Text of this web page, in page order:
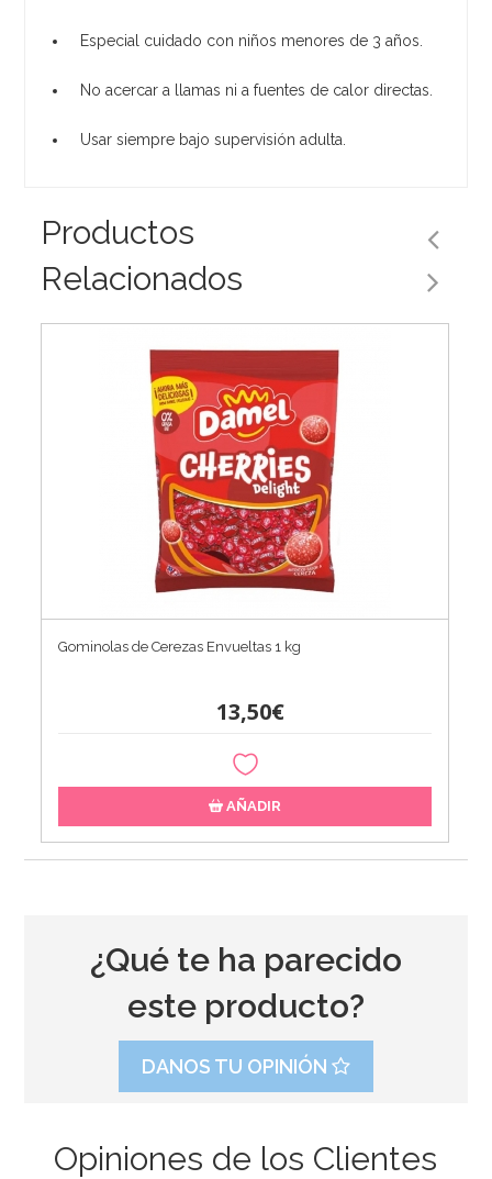
Especial cuidado con niños menores de 3 años.
No acercar a llamas ni a fuentes de calor directas.
Usar siempre bajo supervisión adulta.
Productos
Relacionados
Gominolas de Cerezas Envueltas 1 kg
13,50€
AÑADIR
¿Qué te ha parecido
este producto?
DANOS TU OPINIÓN
Opiniones de los Clientes